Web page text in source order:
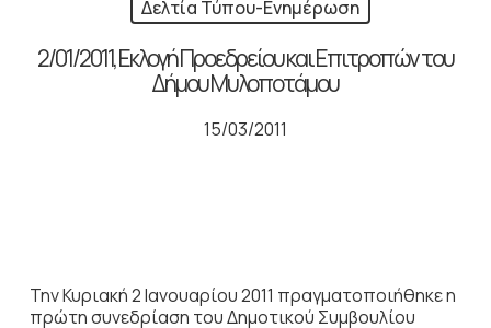
Δελτία Τύπου-Ενημέρωση
2/01/2011, Εκλογή Προεδρείου και Επιτροπών του
Δήμου Μυλοποτάμου
15/03/2011
Την Κυριακή 2 Ιανουαρίου 2011 πραγματοποιήθηκε η
πρώτη συνεδρίαση του Δημοτικού Συμβουλίου